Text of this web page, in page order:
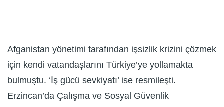
Afganistan yönetimi tarafından işsizlik krizini çözmek
için kendi vatandaşlarını Türkiye’ye yollamakta
bulmuştu. ‘İş gücü sevkiyatı’ ise resmileşti.
Erzincan’da Çalışma ve Sosyal Güvenlik